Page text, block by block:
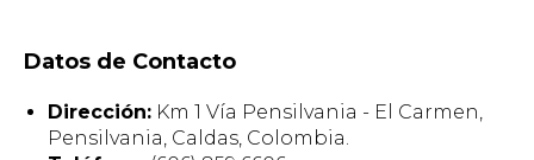
Datos de Contacto
Dirección: Km 1 Vía Pensilvania - El Carmen,
Pensilvania, Caldas, Colombia.